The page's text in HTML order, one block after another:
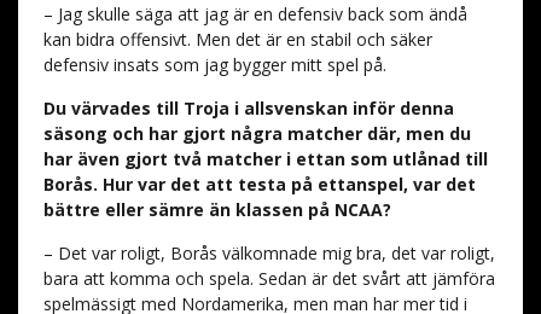
– Jag skulle säga att jag är en defensiv back som ändå
kan bidra offensivt. Men det är en stabil och säker
defensiv insats som jag bygger mitt spel på.
Du värvades till Troja i allsvenskan inför denna
säsong och har gjort några matcher där, men du
har även gjort två matcher i ettan som utlånad till
Borås. Hur var det att testa på ettanspel, var det
bättre eller sämre än klassen på NCAA?
– Det var roligt, Borås välkomnade mig bra, det var roligt,
bara att komma och spela. Sedan är det svårt att jämföra
spelmässigt med Nordamerika, men man har mer tid i